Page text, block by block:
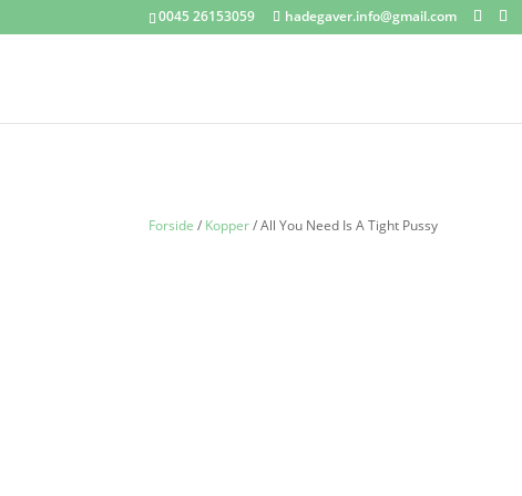
0045 26153059 hadegaver.info@gmail.com
Forside / Kopper/ All You Need Is A Tight Pussy